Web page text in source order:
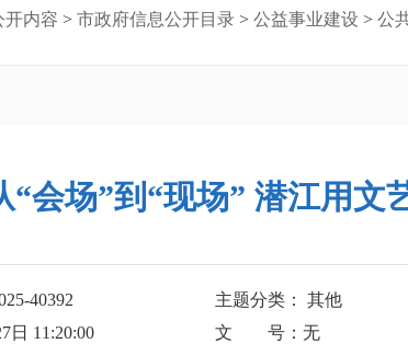
开内容 > 市政府信息公开目录 > 公益事业建设 > 公
“会场”到“现场” 潜江用文
40392 主题分类： 其他
日 11:20:00
文 号：无